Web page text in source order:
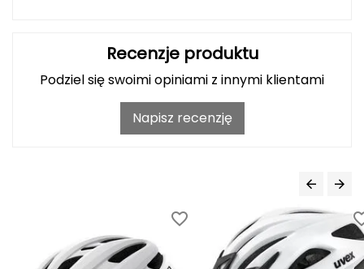
Recenzje produktu
Podziel się swoimi opiniami z innymi klientami
Napisz recenzję